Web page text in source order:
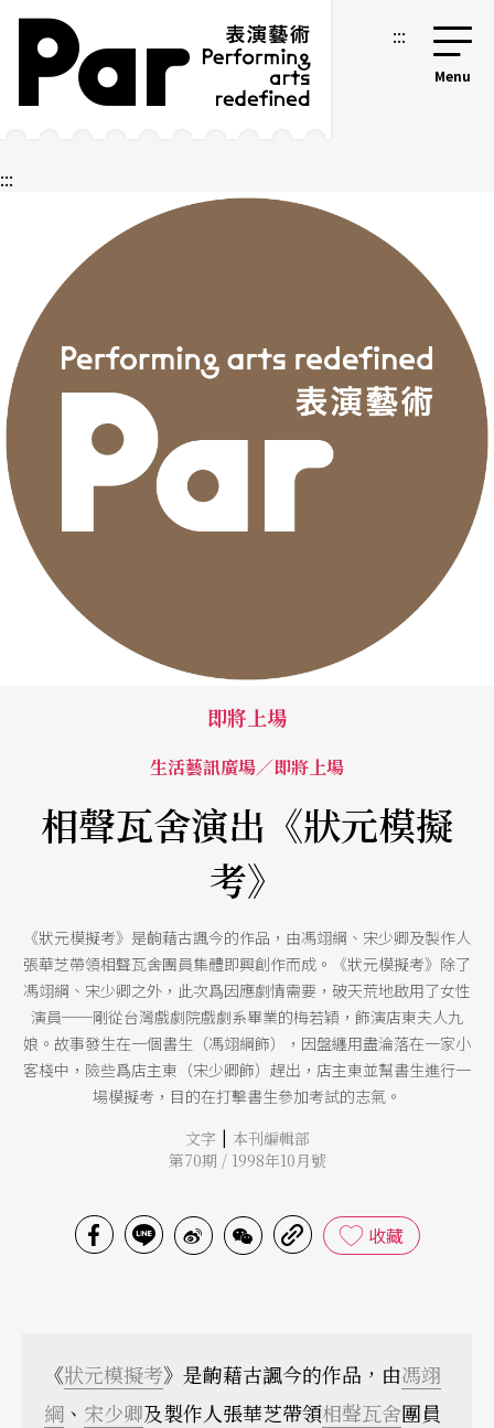
跳到主要內容區塊
網站導覽 :::
:::
即將上場
生活藝訊廣場／即將上場
相聲瓦舍演出《狀元模擬
考》
《狀元模擬考》是齣藉古諷今的作品，由馮翊綱、宋少卿及製作人
張華芝帶領相聲瓦舍團員集體即興創作而成。《狀元模擬考》除了
馮翊綱、宋少卿之外，此次爲因應劇情需要，破天荒地啟用了女性
演員──剛從台灣戲劇院戲劇系畢業的梅若穎，飾演店東夫人九
娘。故事發生在一個書生（馮翊綱飾），因盤纏用盡淪落在一家小
客棧中，險些爲店主東（宋少卿飾）趕出，店主東並幫書生進行一
場模擬考，目的在打擊書生參加考試的志氣。
文字 | 本刊編輯部
第70期 / 1998年10月號
收藏
《狀元模擬考》是齣藉古諷今的作品，由馮翊
綱 、 宋少卿及製作人張華芝帶領相聲瓦舍團員